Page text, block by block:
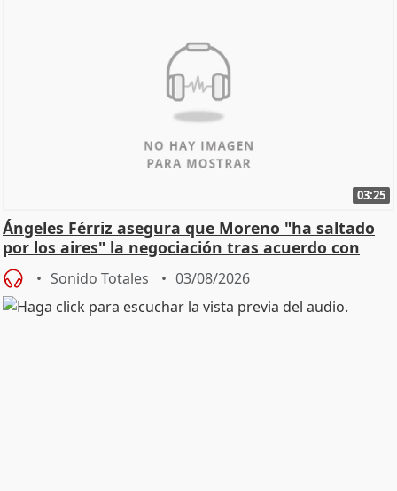
03:25
Ángeles Férriz asegura que Moreno "ha saltado
por los aires" la negociación tras acuerdo con
SMA
Sonido Totales 03/08/2026